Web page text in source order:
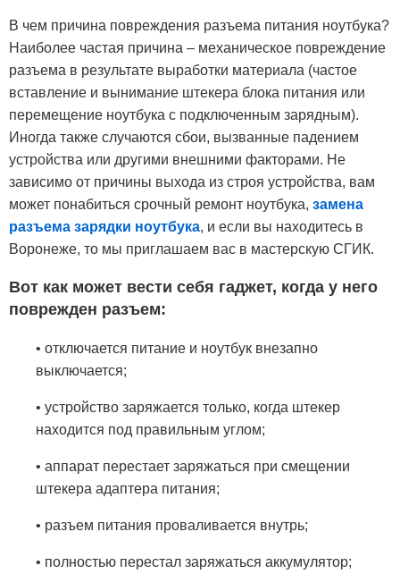
В чем причина повреждения разъема питания ноутбука?
Наиболее частая причина – механическое повреждение
разъема в результате выработки материала (частое
вставление и вынимание штекера блока питания или
перемещение ноутбука с подключенным зарядным).
Иногда также случаются сбои, вызванные падением
устройства или другими внешними факторами. Не
зависимо от причины выхода из строя устройства, вам
может понабиться срочный ремонт ноутбука, замена
разъема зарядки ноутбука, и если вы находитесь в
Воронеже, то мы приглашаем вас в мастерскую СГИК.
Вот как может вести себя гаджет, когда у него
поврежден разъем:
• отключается питание и ноутбук внезапно
выключается;
• устройство заряжается только, когда штекер
находится под правильным углом;
• аппарат перестает заряжаться при смещении
штекера адаптера питания;
• разъем питания проваливается внутрь;
• полностью перестал заряжаться аккумулятор;